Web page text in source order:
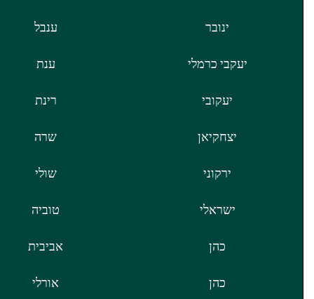
ינובר ענבל
יעקבי כרמלי ענת
יעקובי רינת
יצחקיאן שרה
ירקוני שולי
ישראלי טוביה
כהן אביבית
כהן אורלי